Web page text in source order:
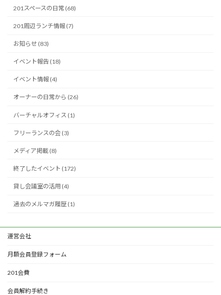
201スペースの日常 (68)
201周辺ランチ情報 (7)
お知らせ (83)
イベント報告 (18)
イベント情報 (4)
オーナーの日常から (26)
バーチャルオフィス (1)
フリーランスの会 (3)
メディア掲載 (8)
終了したイベント (172)
貸し会議室の活用 (4)
過去のメルマガ履歴 (1)
運営会社
月額会員登録フォーム
201会費
会員解約手続き